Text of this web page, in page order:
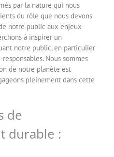
par la nature qui nous
du rôle que nous devons
notre public aux enjeux
à inspirer un
notre public, en particulier
Nous sommes
de notre planète est
pleinement dans cette
de
durable :